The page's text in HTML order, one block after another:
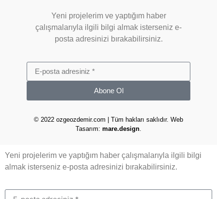
Yeni projelerim ve yaptığım haber
çalışmalarıyla ilgili bilgi almak isterseniz e-
posta adresinizi bırakabilirsiniz.
Abone Ol
© 2022 ozgeozdemir.com | Tüm hakları saklıdır. Web
Tasarım: mare.design
Yeni projelerim ve yaptığım haber çalışmalarıyla ilgili bilgi
almak isterseniz e-posta adresinizi bırakabilirsiniz.